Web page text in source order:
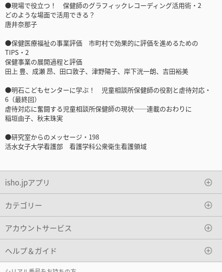
●現場で役立つ！ 保健師のグラフィックレコーディング活用術・2
どのような場面で活用できる？
唐井奈那子
●保健医療福祉の事業評価 市町村で効果的に評価を進めるための
TIPS・2
保健事業の展開過程と評価
田上 豊、成瀬 昂、田口敦子、津野陽子、岸下洸一朗、吉田裕美
●明石こどもセンターに学ぶ！ 児童相談所保健師の役割と虐待対応・
6（最終回）
虐待対応に奮闘する児童相談所保健師の現状──連載のおわりに
稲垣由子、秋末珠実
●研究室からのメッセージ・198
活水女子大学看護部 看護学科公衆衛生看護領域
isho.jpアプリ
カテゴリー
アカウントサービス
ヘルプ＆ガイド